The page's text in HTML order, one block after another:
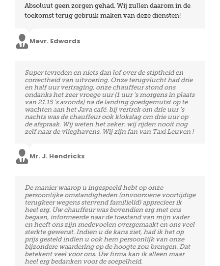
vriendelijkheid van de chauffeurs. Bij aankomst had ik
problemen omdat de baggage niet mee was. De
het zelf een beetje genant omdat hij extra moest
wachten. We hebben al meermaals geboekt met Taxi
Mevr. Viot
Absoluut geen zorgen gehad. Wij zullen daarom in de
toekomst terug gebruik maken van deze diensten!
Mevr. Edwards
Vriendelijke chauffeurs, perfecte timing en quasi prijs
een stuk goedkoper dan sommige andere firma’s. Ik
kan de firma ten zeerste aanbevelen aan mensen die
een beroep moeten doen op luchthavenvervoer. we
zullen zeker terug een beroep doen op jullie diensten,
in de toekomst. Nogmaals bedankt voor de goeie
service.
Super tevreden en niets dan lof over de stiptheid en
correctheid van uitvoering. Onze terugvlucht had drie
en half uur vertraging, onze chauffeur stond ons
ondanks het zeer vroege uur (1 uur ’s morgens in plaats
van 21.15 ’s avonds) na de landing goedgemutst op te
wachten aan het Java café. bij vertrek om drie uur ’s
nachts was de chauffeur ook klokslag om drie uur op
de afspraak. Wij weten het zeker: wij rijden nooit nog
zelf naar de vlieghavens. Wij zijn fan van Taxi Leuven !
Mr. J. Hendrickx
Perfecte service! Vriendelijke chauffeurs en zeer stipt!
Voor een volgende verplaatsing naar de luchthaven
zullen wij zeker op jullie beroep doen!
Mevr. Docx
De manier waarop u ingespeeld hebt op onze
persoonlijke omstandigheden (onvoorziene voortijdige
terugkeer wegens stervend familielid) apprecieer ik
heel erg. Uw chauffeur was bovendien erg met ons
begaan, informeerde naar de toestand van mijn vader
en heeft ons zijn medevoelen overgemaakt en ons veel
sterkte gewenst. Indien u de kans ziet, had ik het op
prijs gesteld indien u ook hem persoonlijk van onze
bijzondere waardering op de hoogte zou brengen. Dat
betekent veel voor ons. Uw firma kan ik alleen maar
heel erg bedanken voor de soepelheid.